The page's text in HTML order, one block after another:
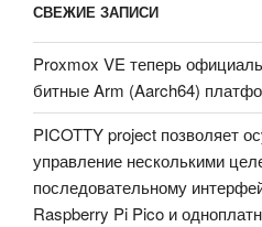
СВЕЖИЕ ЗАПИСИ
Proxmox VE теперь
битные Arm (Aarch64)
PICOTTY project позволяет
управление несколькими
последовательному
Raspberry Pi Pico и